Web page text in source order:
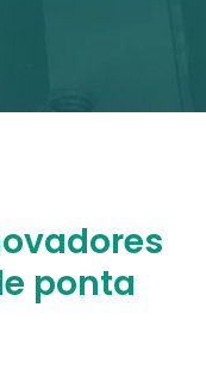
ponta